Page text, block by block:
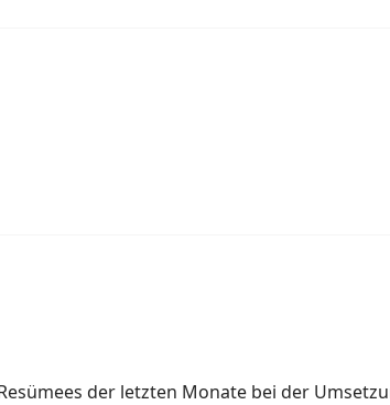
der letzten Monate bei der